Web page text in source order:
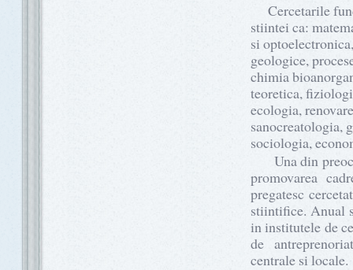
Cercetarile
stiintei ca:
si
geologice,
chimia
teoretica,
ecologia,
sanocreatologia,
sociologia,
Una din
promovarea
pregatesc
stiintifice. Anual
in institutele de
de
centrale si locale.